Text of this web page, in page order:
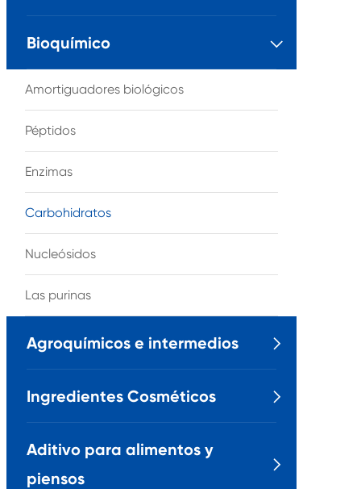
Bioquímico 
Amortiguadores biológicos
Péptidos
Enzimas
Carbohidratos
Nucleósidos
Las purinas
Agroquímicos e intermedios 
Ingredientes Cosméticos 
Aditivo para alimentos y
piensos
